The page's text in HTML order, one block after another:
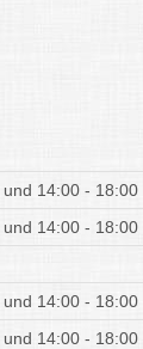
14:00 - 18:00
14:00 - 18:00
14:00 - 18:00
14:00 - 18:00